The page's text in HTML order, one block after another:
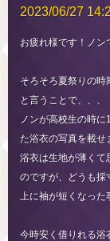
2023/06/27
お疲れ様です！ノン
そろそろ夏祭りの時
と言うことで、、、
ノンが高校生の時
た浴衣の写真を載せ
浴衣は生地が薄くて
のですが、どうも採
上に袖が短くなった
今時安く借りれる浴